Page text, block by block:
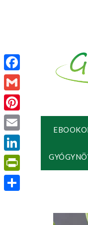
Facebook
Gmail
Pinterest
Email
LinkedIn
PrintFriendly